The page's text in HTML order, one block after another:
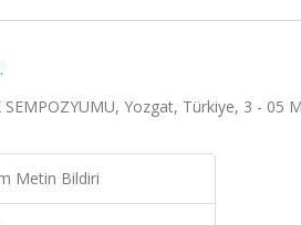
SEMPOZYUMU, Yozgat, Türkiye, 3 - 05
Metin Bildiri